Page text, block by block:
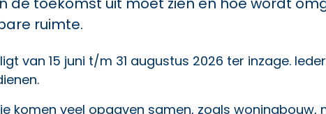
ruimte.
van 15 juni t/m 31 augustus 2026 ter inzage.
komen veel opgaven samen, zoals woningbouw,